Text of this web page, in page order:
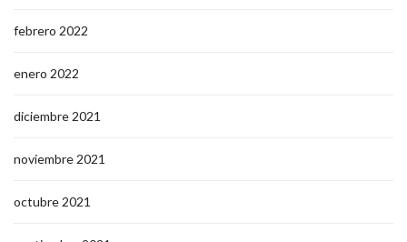
febrero 2022
enero 2022
diciembre 2021
noviembre 2021
octubre 2021